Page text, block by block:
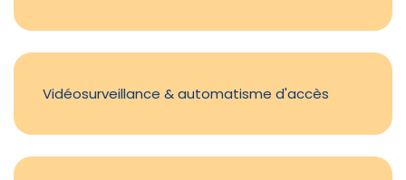
Vidéosurveillance & automatisme d'accès